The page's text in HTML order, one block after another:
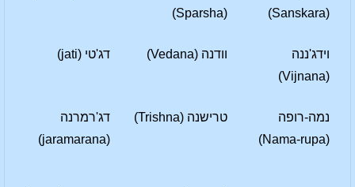
(Sanskara)
(Sparsha)
וידג'ננה
(Vijnana)
וודנה (Vedana) דג'טי (jati)
נמה-רופה
(Nama-rupa)
טרישנה (Trishna)
דג'רמרנה
(jaramarana)